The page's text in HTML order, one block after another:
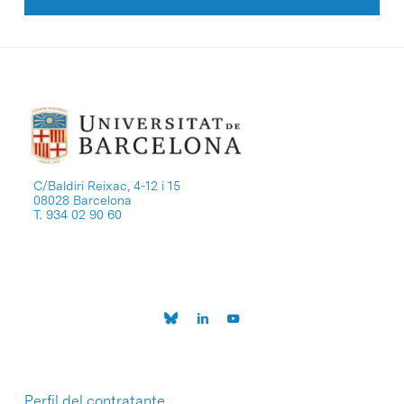
C/Baldiri Reixac, 4-12 i 15
08028 Barcelona
T. 934 02 90 60